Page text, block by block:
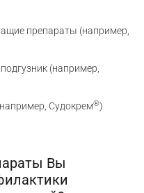
препараты (например,
(например,
Судокрем®)
Вы